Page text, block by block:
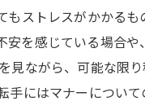
もストレスがかかるも
安を感じている場合や
見ながら、可能な限
手にはマナーについて